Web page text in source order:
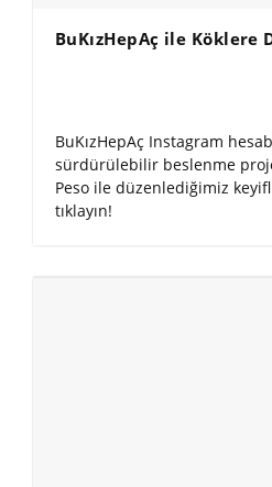
BuKızHepAç ile Köklere
BuKızHepAç Instagram
sürdürülebilir beslenme
Peso ile düzenlediğimiz
tıklayın!